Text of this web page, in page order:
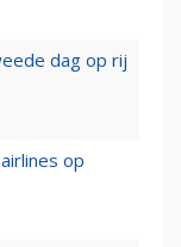
dag op rij
op